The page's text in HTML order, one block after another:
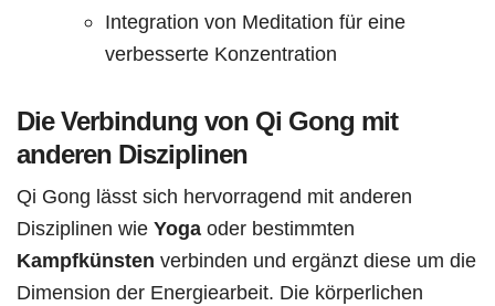
Integration von Meditation für eine
verbesserte Konzentration
Die Verbindung von Qi Gong mit
anderen Disziplinen
Qi Gong lässt sich hervorragend mit anderen
Disziplinen wie Yoga oder bestimmten
Kampfkünsten verbinden und ergänzt diese um die
Dimension der Energiearbeit. Die körperlichen